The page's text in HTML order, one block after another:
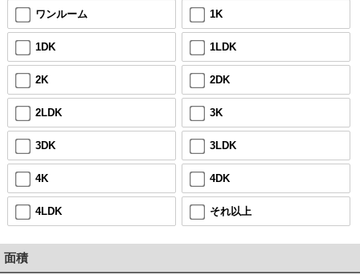
ワンルーム 1K
1DK 1LDK
2K 2DK
2LDK 3K
3DK 3LDK
4K 4DK
4LDK それ以上
面積